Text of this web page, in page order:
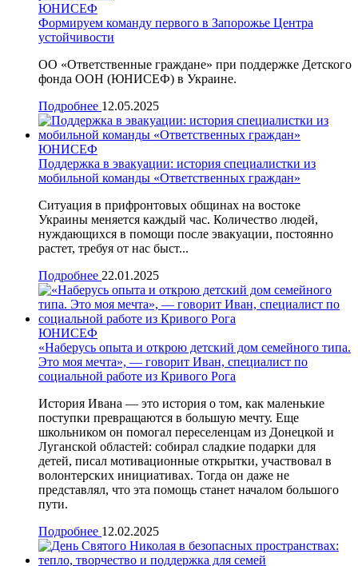
ЮНИСЕФ
Формируем команду первого в Запорожье Центра
устойчивости
ОО «Ответственные граждане» при поддержке Детского
фонда ООН (ЮНИСЕФ) в Украине.
Подробнее 12.05.2025
ЮНИСЕФ
Поддержка в эвакуации: история специалистки из
мобильной команды «Ответственных граждан»
Ситуация в прифронтовых общинах на востоке
Украины меняется каждый час. Количество людей,
нуждающихся в помощи после эвакуации, постоянно
растет, требуя от нас быст...
Подробнее 22.01.2025
ЮНИСЕФ
«Наберусь опыта и открою детский дом семейного типа.
Это моя мечта», — говорит Иван, специалист по
социальной работе из Кривого Рога
История Ивана — это история о том, как маленькие
поступки превращаются в большую мечту. Еще
школьником он помогал переселенцам из Донецкой и
Луганской областей: собирал сладкие подарки для
детей, писал мотивационные открытки, участвовал в
волонтерских инициативах. Тогда он даже не
представлял, что эта помощь станет началом большого
пути.
Подробнее 12.02.2025